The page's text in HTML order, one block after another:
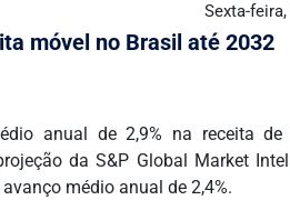
Sexta-
móvel no Brasil até 2032
anual de 2,9% na receita
da S&P Global Market
médio anual de 2,4%.